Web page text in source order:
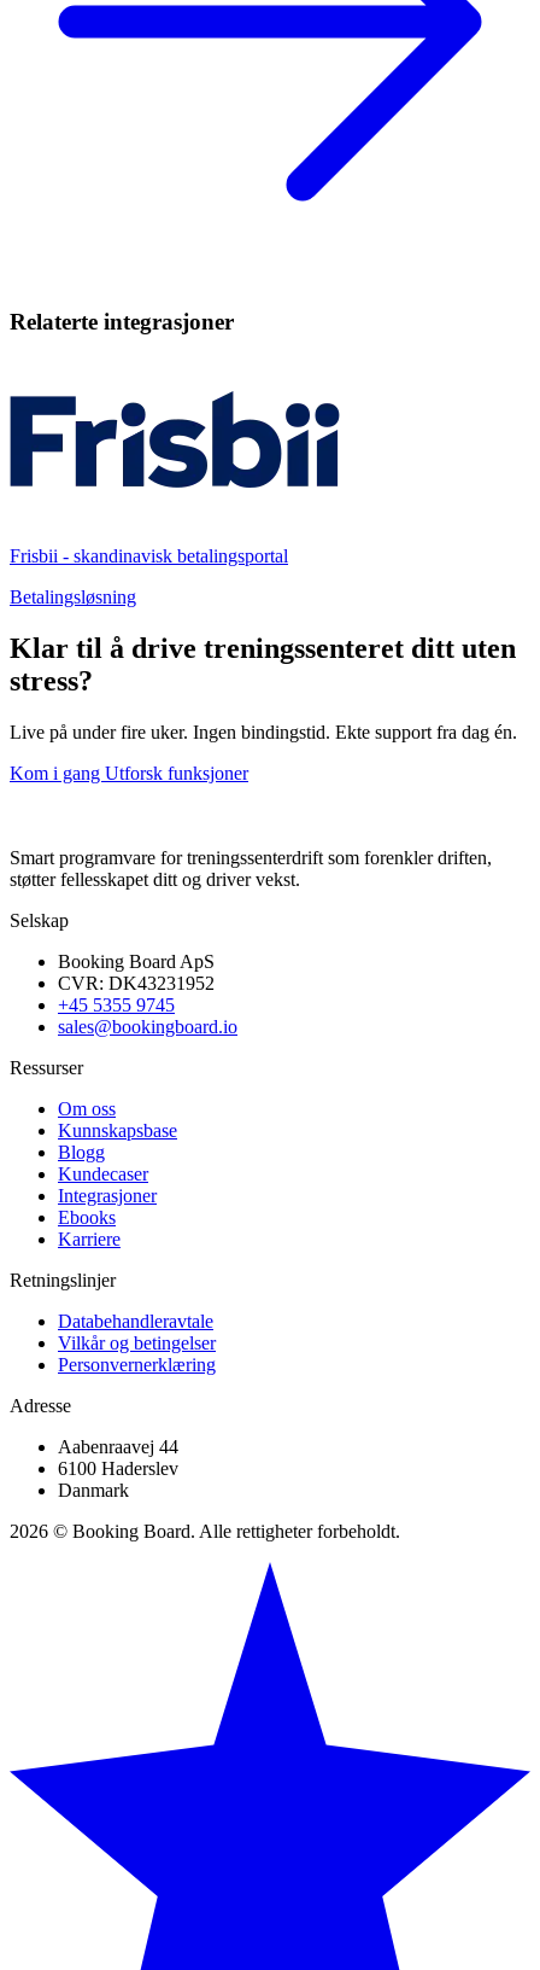
Relaterte integrasjoner
Frisbii - skandinavisk betalingsportal
Betalingsløsning
Klar til å drive treningssenteret ditt uten
stress?
Live på under fire uker. Ingen bindingstid. Ekte support fra dag én.
Kom i gang Utforsk funksjoner
Smart programvare for treningssenterdrift som forenkler driften,
støtter fellesskapet ditt og driver vekst.
Selskap
Booking Board ApS
CVR: DK43231952
+45 5355 9745
sales@bookingboard.io
Ressurser
Om oss
Kunnskapsbase
Blogg
Kundecaser
Integrasjoner
Ebooks
Karriere
Retningslinjer
Databehandleravtale
Vilkår og betingelser
Personvernerklæring
Adresse
Aabenraavej 44
6100 Haderslev
Danmark
2026 © Booking Board. Alle rettigheter forbeholdt.